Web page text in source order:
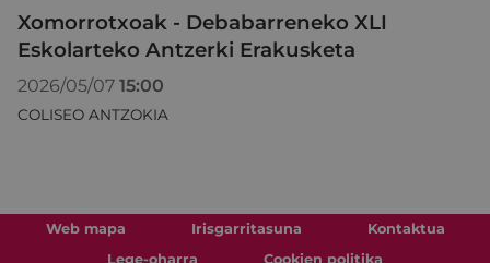
Xomorrotxoak - Debabarreneko XLI
Eskolarteko Antzerki Erakusketa
2026/05/07 15:00
COLISEO ANTZOKIA
Web mapa Irisgarritasuna
Kontaktua
Lege-oharra
Cookien politika